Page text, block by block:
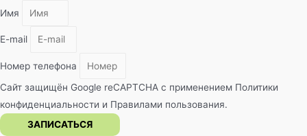
Имя
E-mail
Номер телефона
Сайт защищён Google reCAPTCHA с применением Политики
конфиденциальности и Правилами пользования.
ЗАПИСАТЬСЯ